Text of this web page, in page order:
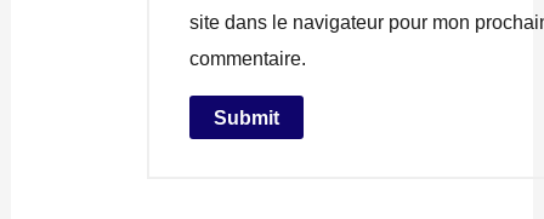
site dans le navigateur pour mon
commentaire.